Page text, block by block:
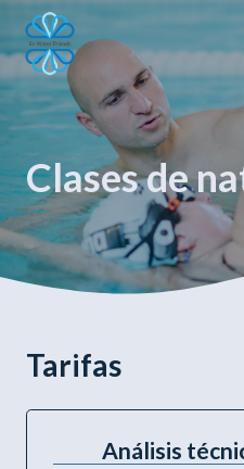
Clases de
Tarifas
Análisis